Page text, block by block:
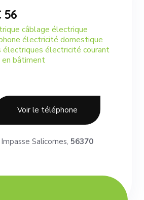
56
câblage électrique
électricité domestique
électriques électricité courant
bâtiment
Voir le téléphone
Salicornes, 56370